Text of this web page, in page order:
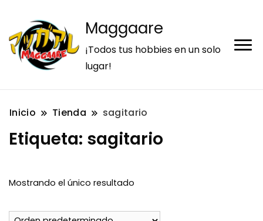
Maggaare
¡Todos tus hobbies en un solo
lugar!
Inicio Tienda sagitario
Etiqueta: sagitario
Mostrando el único resultado